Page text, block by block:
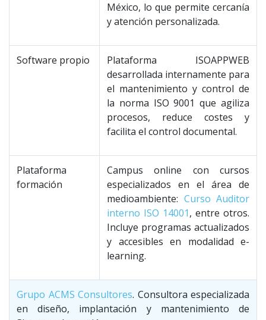
México, lo que permite cercanía
y atención personalizada.
Software propio
Plataforma ISOAPPWEB
desarrollada internamente para
el mantenimiento y control de
la norma ISO 9001 que agiliza
procesos, reduce costes y
facilita el control documental.
Plataforma
formación
Campus online con cursos
especializados en el área de
medioambiente: Curso Auditor
interno ISO 14001, entre otros.
Incluye programas actualizados
y accesibles en modalidad e-
learning.
Grupo ACMS Consultores. Consultora especializada
en diseño, implantación y mantenimiento de